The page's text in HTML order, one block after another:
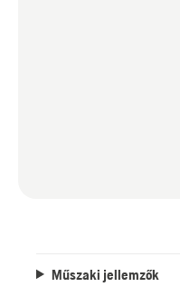
Műszaki jellemzők